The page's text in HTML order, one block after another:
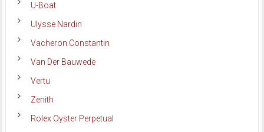
U-Boat
Ulysse Nardin
Vacheron Constantin
Van Der Bauwede
Vertu
Zenith
Rolex Oyster Perpetual